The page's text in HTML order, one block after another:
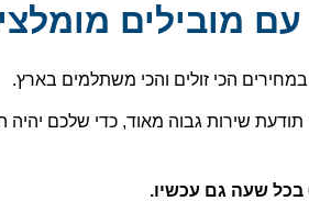
מובילים
הכי זולים והכי משתלמים בארץ.
תודעת שירות גבוה מאוד, כדי שלכם